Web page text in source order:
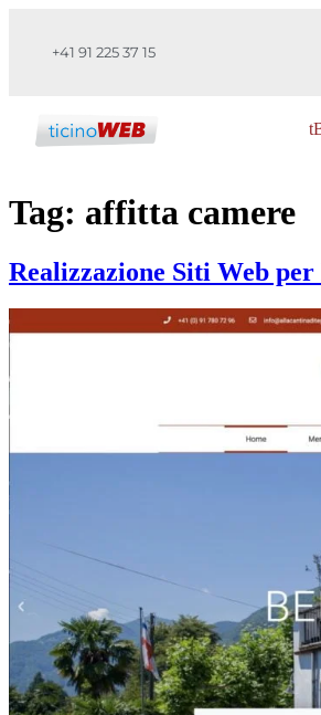
+41 91 225 37 15
Tag: affitta camere
Realizzazione Siti Web